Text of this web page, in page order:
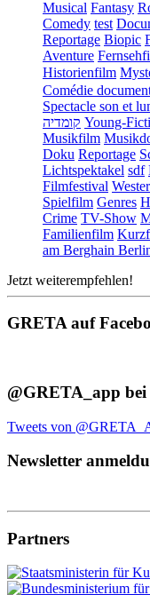
Musical Fantasy
Comedy test
Reportage Biopic
Aventure
Historienfilm
Comédie
Spectacle son et
קומדיה Young-
Musikfilm
Doku Reportage
Lichtspektakel sdf
Filmfestival
Spielfilm Genres
Crime TV-Show
Familienfilm
am Berghain
Jetzt weiterempfehlen!
GRETA auf
@GRETA_app
Tweets von
Newsletter
Partners